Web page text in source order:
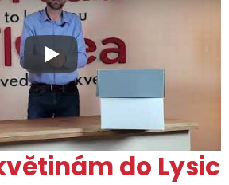
Xxx
do Lysic